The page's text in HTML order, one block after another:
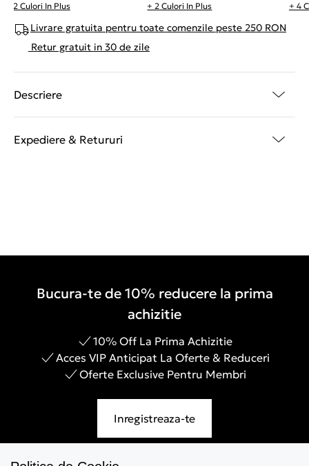
+ 2 Culori In Plus
+ 2 Culori In Plus
+ 4
Livrare gratuita pentru toate comenzile peste 250 RON
Retur gratuit in 30 de zile
Descriere
Expediere & Retururi
Bucura-te de 10% reducere la prima
achizitie
10% Off La Prima Achizitie
Acces VIP Anticipat La Oferte & Reduceri
Oferte Exclusive Pentru Membri
Inregistreaza-te